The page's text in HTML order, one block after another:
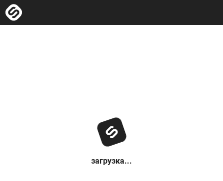
загрузка...